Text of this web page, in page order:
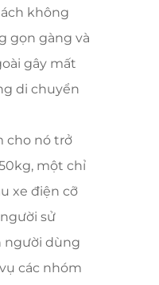
không
gọn gàng và
gây mất
di chuyển
cho nó trở
một chỉ
xe điện cỡ
sử
người dùng
các nhóm